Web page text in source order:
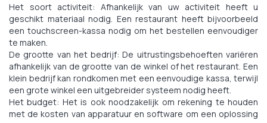
Het soort activiteit: Afhankelijk van uw activiteit heeft u
geschikt materiaal nodig. Een restaurant heeft bijvoorbeeld
een touchscreen-kassa nodig om het bestellen eenvoudiger
te maken.
De grootte van het bedrijf: De uitrustingsbehoeften variëren
afhankelijk van de grootte van de winkel of het restaurant. Een
klein bedrijf kan rondkomen met een eenvoudige kassa, terwijl
een grote winkel een uitgebreider systeem nodig heeft.
Het budget: Het is ook noodzakelijk om rekening te houden
met de kosten van apparatuur en software om een oplossing